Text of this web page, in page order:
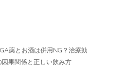
薬とお酒は併用NG？治療効
果関係と正しい飲み方